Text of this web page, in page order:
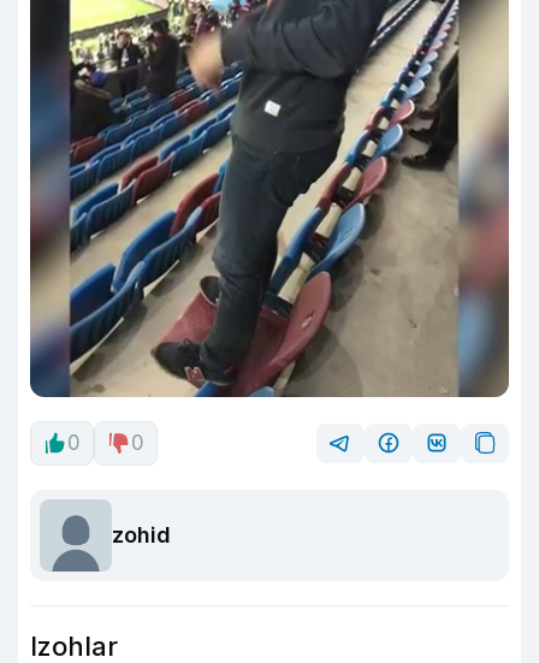
0 0
zohid
Izohlar